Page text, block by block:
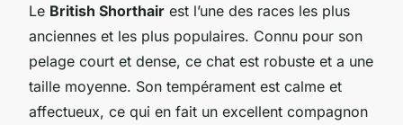
Le British Shorthair est l’une des races les plus
anciennes et les plus populaires. Connu pour son
pelage court et dense, ce chat est robuste et a une
taille moyenne. Son tempérament est calme et
affectueux, ce qui en fait un excellent compagnon